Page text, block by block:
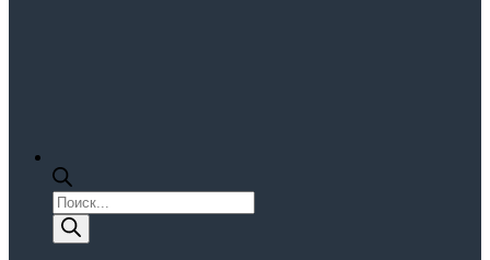
Поиск
товаров